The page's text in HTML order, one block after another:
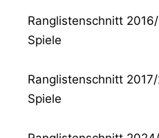
Ranglistenschnitt
Spiele
Ranglistenschnitt
Spiele